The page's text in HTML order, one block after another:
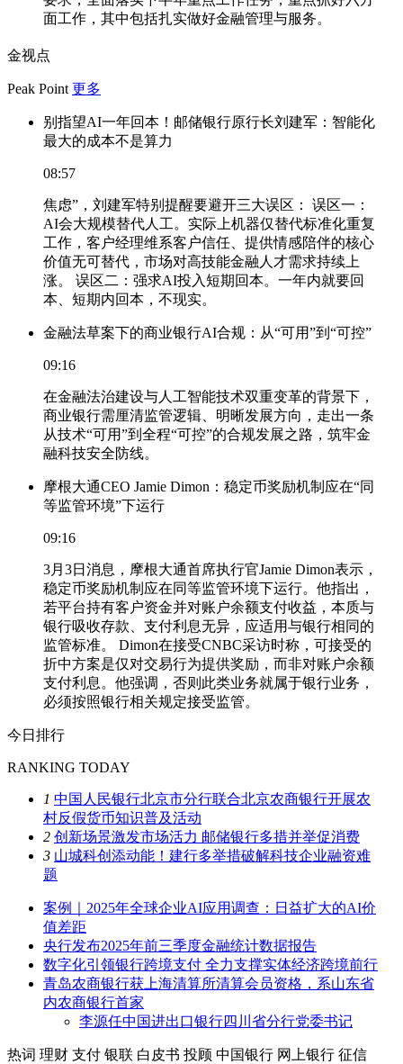
面工作，其中包括扎实做好金融管理与服务。
金视点
Peak Point 更多
别指望AI一年回本！邮储银行原行长刘建军：智能化
最大的成本不是算力
08:57
焦虑”，刘建军特别提醒要避开三大误区： 误区一：
AI会大规模替代人工。实际上机器仅替代标准化重复
工作，客户经理维系客户信任、提供情感陪伴的核心
价值无可替代，市场对高技能金融人才需求持续上
涨。 误区二：强求AI投入短期回本。一年内就要回
本、短期内回本，不现实。
金融法草案下的商业银行AI合规：从“可用”到“可控”
09:16
在金融法治建设与人工智能技术双重变革的背景下，
商业银行需厘清监管逻辑、明晰发展方向，走出一条
从技术“可用”到全程“可控”的合规发展之路，筑牢金
融科技安全防线。
摩根大通CEO Jamie Dimon：稳定币奖励机制应在“同
等监管环境”下运行
09:16
3月3日消息，摩根大通首席执行官Jamie Dimon表示，
稳定币奖励机制应在同等监管环境下运行。他指出，
若平台持有客户资金并对账户余额支付收益，本质与
银行吸收存款、支付利息无异，应适用与银行相同的
监管标准。 Dimon在接受CNBC采访时称，可接受的
折中方案是仅对交易行为提供奖励，而非对账户余额
支付利息。他强调，否则此类业务就属于银行业务，
必须按照银行相关规定接受监管。
今日排行
RANKING TODAY
1 中国人民银行北京市分行联合北京农商银行开展农
村反假货币知识普及活动
2 创新场景激发市场活力 邮储银行多措并举促消费
3 山城科创添动能！建行多举措破解科技企业融资难
题
案例｜2025年全球企业AI应用调查：日益扩大的AI价
值差距
央行发布2025年前三季度金融统计数据报告
数字化引领银行跨境支付 全力支撑实体经济跨境前行
青岛农商银行获上海清算所清算会员资格，系山东省
内农商银行首家
李源任中国进出口银行四川省分行党委书记
热词 理财 支付 银联 白皮书 投顾 中国银行 网上银行 征信